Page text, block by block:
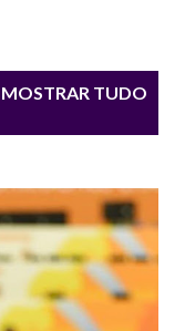
MOSTRAR TUDO